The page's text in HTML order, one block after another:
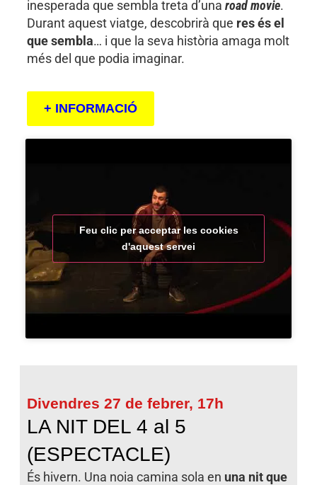
inesperada que sembla treta d’una road movie.
Durant aquest viatge, descobrirà que res és el
que sembla… i que la seva història amaga molt
més del que podia imaginar.
+ INFORMACIÓ
Feu clic per acceptar les cookies
d'aquest servei
Divendres 27 de febrer, 17h
LA NIT DEL 4 al 5
(ESPECTACLE)
És hivern. Una noia camina sola en una nit que